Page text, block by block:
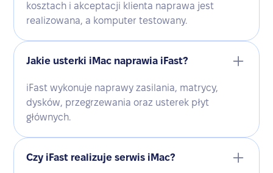
kosztach i akceptacji klienta naprawa jest
realizowana, a komputer testowany.
Jakie usterki iMac naprawia iFast?
iFast wykonuje naprawy zasilania, matrycy,
dysków, przegrzewania oraz usterek płyt
głównych.
Czy iFast realizuje serwis iMac?